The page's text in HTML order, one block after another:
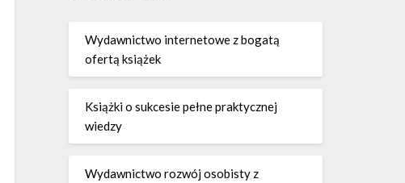
Wydawnictwo internetowe z bogatą
ofertą książek
Książki o sukcesie pełne praktycznej
wiedzy
Wydawnictwo rozwój osobisty z